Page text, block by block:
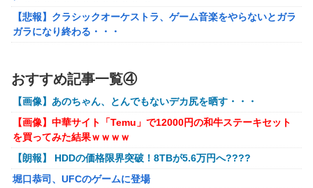
す」
【FF16】 「ファイナルファンタジー16」発売日が6/22に決
定＆最新PV公開！思ったより発売早い…もう半年後か！
の？
メトロイドプライム4 新品が2999円に…
百合子「隣に座る貴女」【ミリマス】
【VTuber】Google Play「選抜！推しナイン発表会」出演
者発表！『にじだけと思ってたけど座長と除夜のケツおるや
んけ』
【悲報】クラシックオーケストラ、ゲーム音楽をやらないとガラ
ガラになり終わる・・・
【アークナイツ】Cutiesシリーズ「アンジェリーナ」「テキー
ラ」デフォルメフィギュア【予約開始】
【アズールレーン】グッスマ上海「大鳳：プライベート・クォー
ターズVer.」フィギュア【原型公開】
【ガンダムSEED】バンプレスト「ラクス・クライン」「カガ
リ・ユラ・アスハ」プライズフィギュア【彩色原型公開】
おすすめ記事一覧④
【画像】あのちゃん、とんでもないデカ尻を晒す・・・
【画像】中華サイト「Temu」で12000円の和牛ステーキセット
を買ってみた結果ｗｗｗｗ
【朗報】 HDDの価格限界突破！8TBが5.6万円へ????
堀口恭司、UFCのゲームに登場